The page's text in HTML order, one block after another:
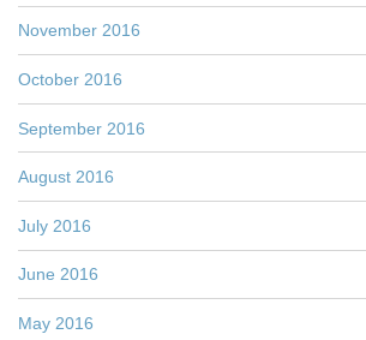
November 2016
October 2016
September 2016
August 2016
July 2016
June 2016
May 2016